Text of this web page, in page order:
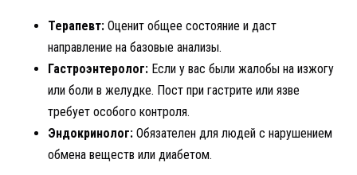
Терапевт: Оценит общее состояние и даст
направление на базовые анализы.
Гастроэнтеролог: Если у вас были жалобы на изжогу
или боли в желудке. Пост при гастрите или язве
требует особого контроля.
Эндокринолог: Обязателен для людей с нарушением
обмена веществ или диабетом.